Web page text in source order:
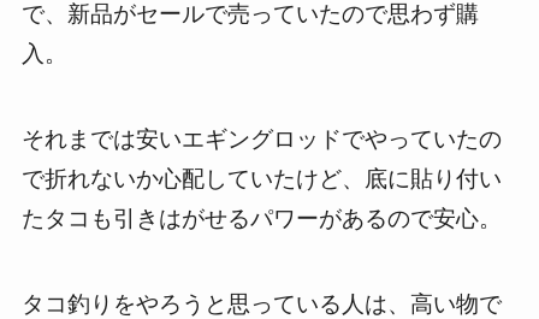
で、新品がセールで売っていたので思わず購
入。
それまでは安いエギングロッドでやっていたの
で折れないか心配していたけど、底に貼り付い
たタコも引きはがせるパワーがあるので安心。
タコ釣りをやろうと思っている人は、高い物で